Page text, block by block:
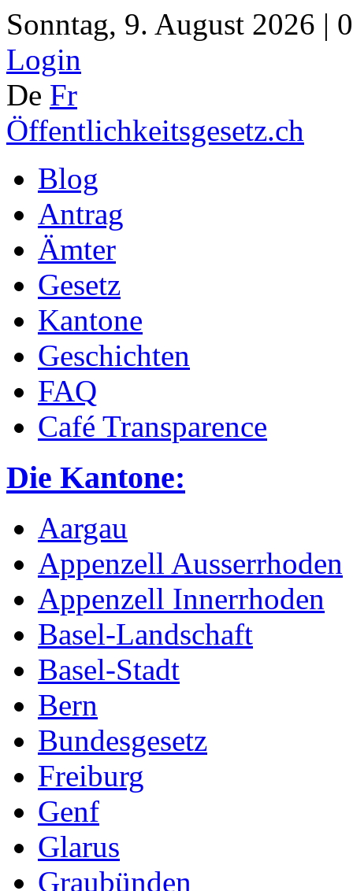
Sonntag, 9. August 2026 |
Login
De Fr
Öffentlichkeitsgesetz.ch
Blog
Antrag
Ämter
Gesetz
Kantone
Geschichten
FAQ
Café Transparence
Die Kantone:
Aargau
Appenzell Ausserrhoden
Appenzell Innerrhoden
Basel-Landschaft
Basel-Stadt
Bern
Bundesgesetz
Freiburg
Genf
Glarus
Graubünden